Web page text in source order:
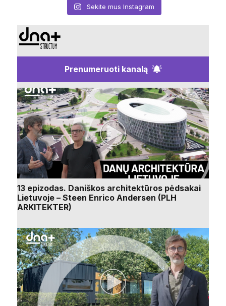
Sekite mus Instagram
Prenumeruoti kanalą
13 epizodas. Daniškos architektūros pėdsakai
Lietuvoje – Steen Enrico Andersen (PLH
ARKITEKTER)